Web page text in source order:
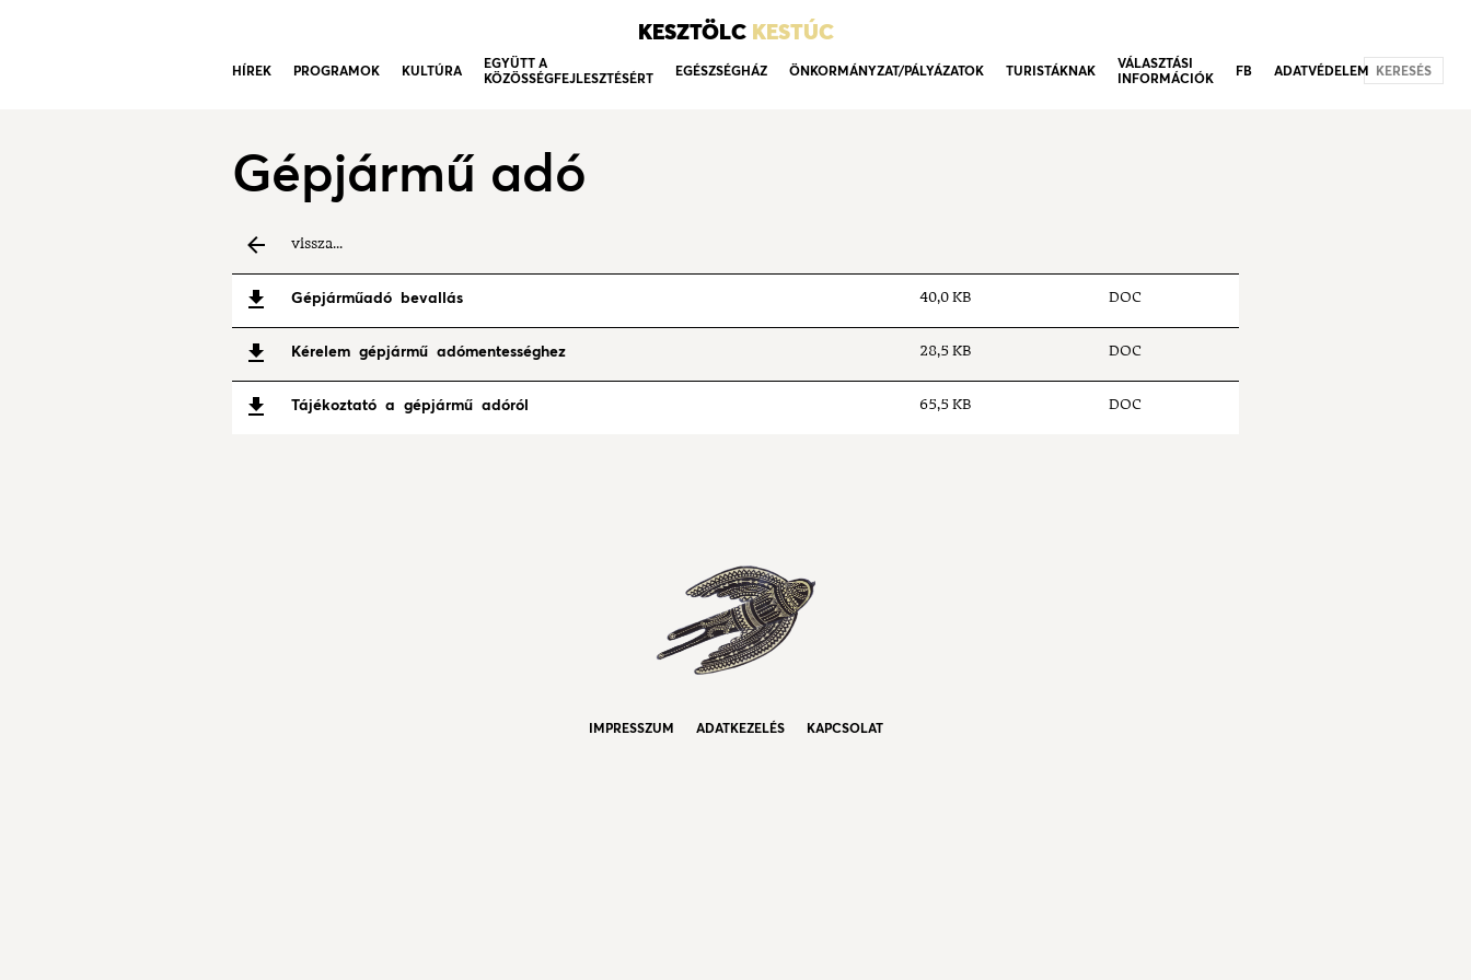
KESZTÖLC KESTÚC
HÍREK PROGRAMOK KULTÚRA
EGYÜTT A
KÖZÖSSÉGFEJLESZTÉSÉRT
EGÉSZSÉGHÁZ ÖNKORMÁNYZAT/PÁLYÁZATOK TURISTÁKNAK
VÁLASZTÁSI
INFORMÁCIÓK
FB ADATVÉDELEM KERESÉS
Gépjármű adó
vissza...
Gépjárműadó bevallás 40,0 KB DOC
Kérelem gépjármű adómentességhez 28,5 KB DOC
Tájékoztató a gépjármű adóról 65,5 KB DOC
IMPRESSZUM ADATKEZELÉS KAPCSOLAT